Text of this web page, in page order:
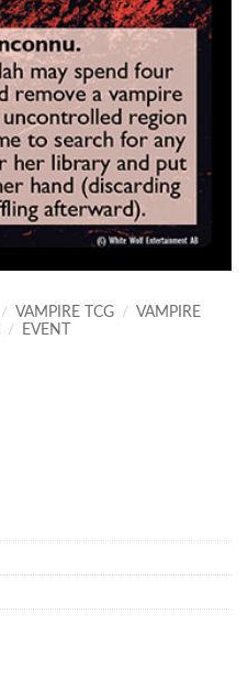
/ VAMPIRE TCG /
VAMPIRE
/ EVENT